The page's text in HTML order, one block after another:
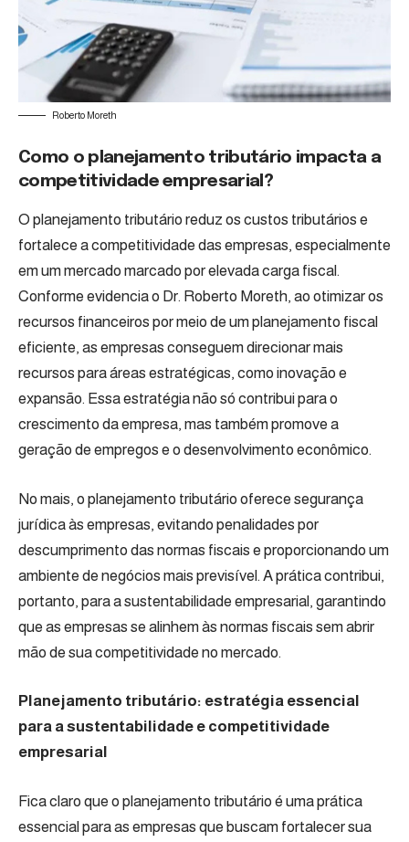
Roberto Moreth
Como o planejamento tributário impacta a
competitividade empresarial?
O planejamento tributário reduz os custos tributários e
fortalece a competitividade das empresas, especialmente
em um mercado marcado por elevada carga fiscal.
Conforme evidencia o Dr. Roberto Moreth, ao otimizar os
recursos financeiros por meio de um planejamento fiscal
eficiente, as empresas conseguem direcionar mais
recursos para áreas estratégicas, como inovação e
expansão. Essa estratégia não só contribui para o
crescimento da empresa, mas também promove a
geração de empregos e o desenvolvimento econômico.
No mais, o planejamento tributário oferece segurança
jurídica às empresas, evitando penalidades por
descumprimento das normas fiscais e proporcionando um
ambiente de negócios mais previsível. A prática contribui,
portanto, para a sustentabilidade empresarial, garantindo
que as empresas se alinhem às normas fiscais sem abrir
mão de sua competitividade no mercado.
Planejamento tributário: estratégia essencial
para a sustentabilidade e competitividade
empresarial
Fica claro que o planejamento tributário é uma prática
essencial para as empresas que buscam fortalecer sua